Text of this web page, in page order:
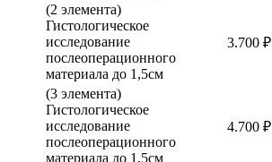
(2 элемента)
Гистологическое
исследование
послеоперационного
материала до 1,5см
3.700 ₽
(3 элемента)
Гистологическое
исследование
послеоперационного
материала до 1,5см
4.700 ₽